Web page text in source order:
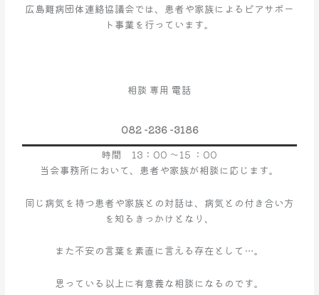
広島難病団体連絡協議会では、患者や家族によるピアサポー
ト事業を行っています。
相談 専用 電話
082 -236 -3186
時間 13：00 ～15 ：00
当会事務所において、患者や家族が相談に応じます。
同じ病気を持つ患者や家族との対話は、病気との付き合い方
を知るきっかけとなり、
また不安の言葉を素直に言える存在として…。
思っている以上に有意義な相談になるのです。
お